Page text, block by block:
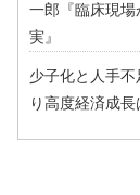
一郎『臨床現場
実』
少子化と人手
り高度経済成長